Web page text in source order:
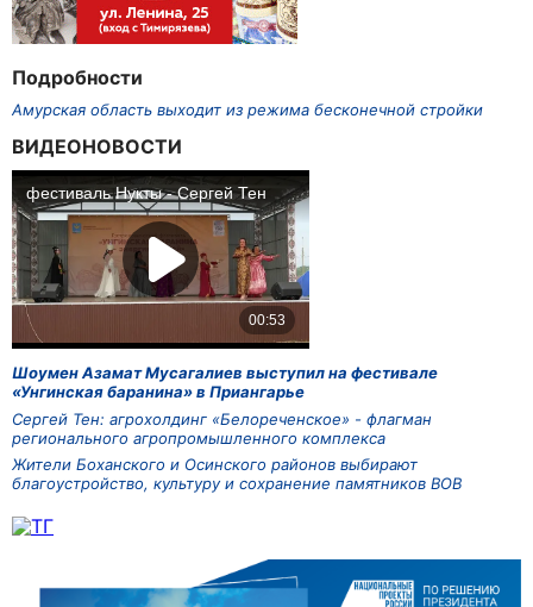
Подробности
Амурская область выходит из режима бесконечной стройки
ВИДЕОНОВОСТИ
Шоумен Азамат Мусагалиев выступил на фестивале
«Унгинская баранина» в Приангарье
Сергей Тен: агрохолдинг «Белореченское» - флагман
регионального агропромышленного комплекса
Жители Боханского и Осинского районов выбирают
благоустройство, культуру и сохранение памятников ВОВ